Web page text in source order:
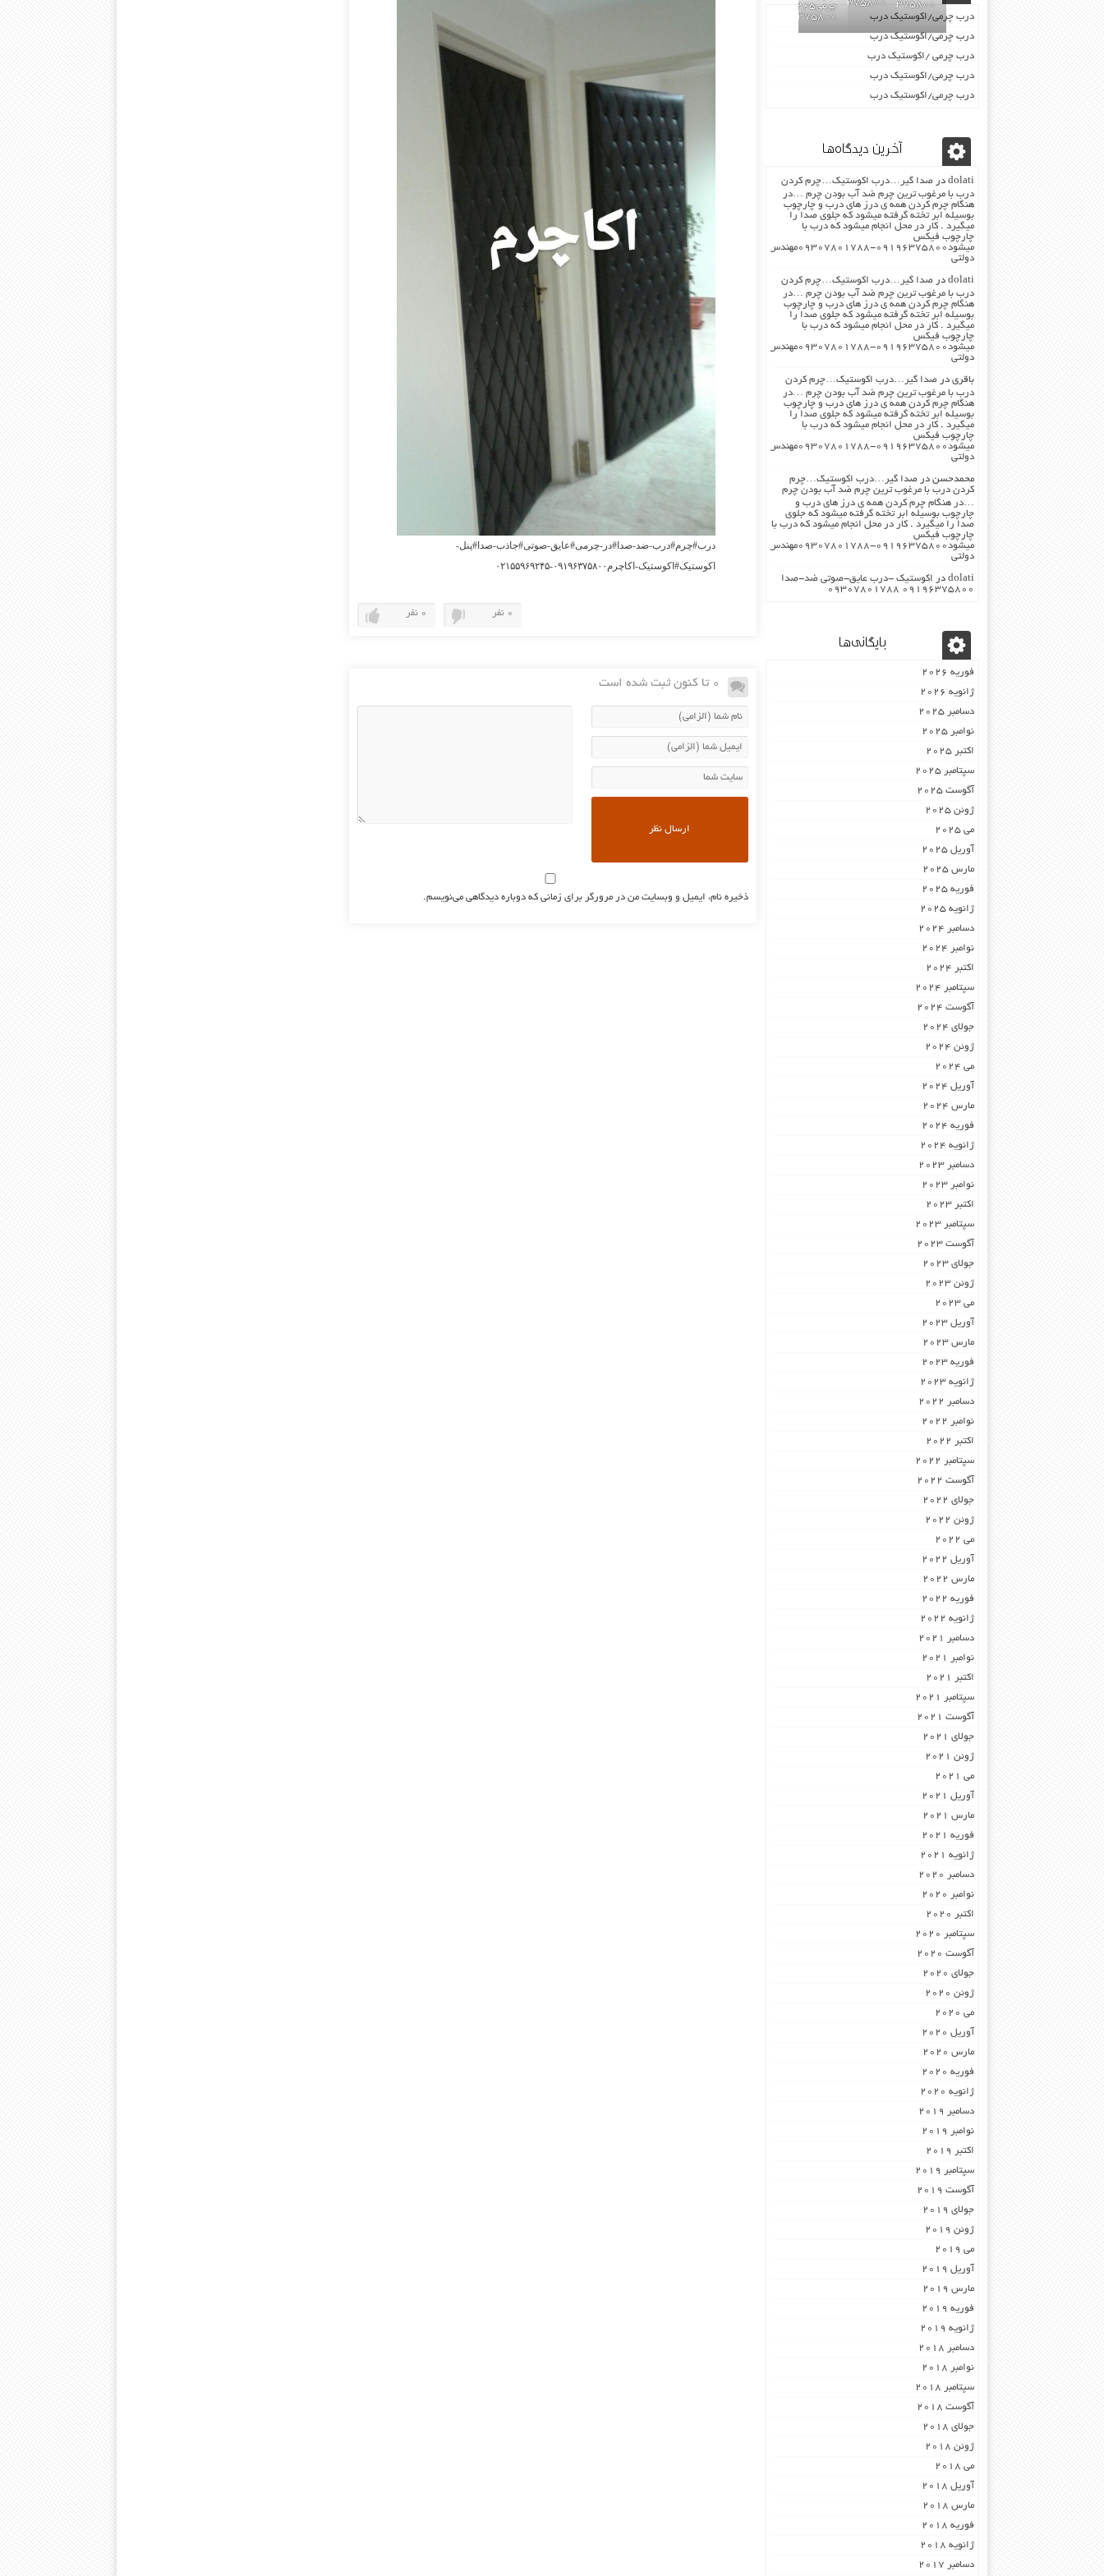
درب#چرم#درب-ضد-صدا#در-چرمی#عایق-صوتی#جاذب-صدا#پنل-
اکوستیک#اکوستیک-اکاچرم۰۹۱۹۶۳۷۵۸۰۰-۰۲۱۵۵۹۶۹۲۴۵
0 نفر 0 نفر
0 تا کنون ثبت شده است
ذخیره نام، ایمیل و وبسایت من در مرورگر برای زمانی که دوباره دیدگاهی می‌نویسم.
09196375800
09196375800
09196375800
درب چرمی/اکوستیک درب
درب چرمی/اکوستیک درب
درب چرمی /اکوستیک درب
درب چرمی/اکوستیک درب
درب چرمی/اکوستیک درب
آخرین دیدگاه‌ها
dolati در صدا گیر…درب اکوستیک…چرم کردن
درب با مرغوب ترین چرم ضد آب بودن چرم …در
هنگام چرم کردن همه ی درز های درب و چارچوب
بوسیله ابر تخته گرفته میشود که جلوی صدا را
میگیرد . کار در محل انجام میشود که درب با
چارچوب فیکس
میشود۰۹۱۹۶۳۷۵۸۰۰-۰۹۳۰۷۸۰۱۷۸۸مهندس
دولتی
dolati در صدا گیر…درب اکوستیک…چرم کردن
درب با مرغوب ترین چرم ضد آب بودن چرم …در
هنگام چرم کردن همه ی درز های درب و چارچوب
بوسیله ابر تخته گرفته میشود که جلوی صدا را
میگیرد . کار در محل انجام میشود که درب با
چارچوب فیکس
میشود۰۹۱۹۶۳۷۵۸۰۰-۰۹۳۰۷۸۰۱۷۸۸مهندس
دولتی
باقری در صدا گیر…درب اکوستیک…چرم کردن
درب با مرغوب ترین چرم ضد آب بودن چرم …در
هنگام چرم کردن همه ی درز های درب و چارچوب
بوسیله ابر تخته گرفته میشود که جلوی صدا را
میگیرد . کار در محل انجام میشود که درب با
چارچوب فیکس
میشود۰۹۱۹۶۳۷۵۸۰۰-۰۹۳۰۷۸۰۱۷۸۸مهندس
دولتی
محمدحسن در صدا گیر…درب اکوستیک…چرم
کردن درب با مرغوب ترین چرم ضد آب بودن چرم
…در هنگام چرم کردن همه ی درز های درب و
چارچوب بوسیله ابر تخته گرفته میشود که جلوی
صدا را میگیرد . کار در محل انجام میشود که درب با
چارچوب فیکس
میشود۰۹۱۹۶۳۷۵۸۰۰-۰۹۳۰۷۸۰۱۷۸۸مهندس
دولتی
dolati در اکوستیک -درب عایق-صوتی ضد-صدا
۰۹۱۹۶۳۷۵۸۰۰ ۰۹۳۰۷۸۰۱۷۸۸
بایگانی‌ها
فوریه 2026
ژانویه 2026
دسامبر 2025
نوامبر 2025
اکتبر 2025
سپتامبر 2025
آگوست 2025
ژوئن 2025
می 2025
آوریل 2025
مارس 2025
فوریه 2025
ژانویه 2025
دسامبر 2024
نوامبر 2024
اکتبر 2024
سپتامبر 2024
آگوست 2024
جولای 2024
ژوئن 2024
می 2024
آوریل 2024
مارس 2024
فوریه 2024
ژانویه 2024
دسامبر 2023
نوامبر 2023
اکتبر 2023
سپتامبر 2023
آگوست 2023
جولای 2023
ژوئن 2023
می 2023
آوریل 2023
مارس 2023
فوریه 2023
ژانویه 2023
دسامبر 2022
نوامبر 2022
اکتبر 2022
سپتامبر 2022
آگوست 2022
جولای 2022
ژوئن 2022
می 2022
آوریل 2022
مارس 2022
فوریه 2022
ژانویه 2022
دسامبر 2021
نوامبر 2021
اکتبر 2021
سپتامبر 2021
آگوست 2021
جولای 2021
ژوئن 2021
می 2021
آوریل 2021
مارس 2021
فوریه 2021
ژانویه 2021
دسامبر 2020
نوامبر 2020
اکتبر 2020
سپتامبر 2020
آگوست 2020
جولای 2020
ژوئن 2020
می 2020
آوریل 2020
مارس 2020
فوریه 2020
ژانویه 2020
دسامبر 2019
نوامبر 2019
اکتبر 2019
سپتامبر 2019
آگوست 2019
جولای 2019
ژوئن 2019
می 2019
آوریل 2019
مارس 2019
فوریه 2019
ژانویه 2019
دسامبر 2018
نوامبر 2018
سپتامبر 2018
آگوست 2018
جولای 2018
ژوئن 2018
می 2018
آوریل 2018
مارس 2018
فوریه 2018
ژانویه 2018
دسامبر 2017